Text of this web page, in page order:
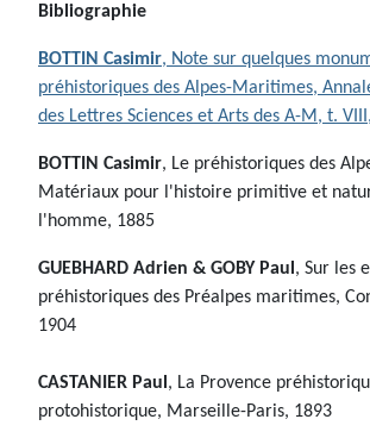
Bibliographie
BOTTIN Casimir, Note sur quelques
préhistoriques des Alpes-Maritimes,
des Lettres Sciences et Arts des A-M, t.
BOTTIN Casimir, Le préhistoriques des
Matériaux pour l'histoire primitive et
l'homme, 1885
GUEBHARD Adrien & GOBY Paul , Sur les
préhistoriques des Préalpes maritimes,
1904
CASTANIER Paul , La Provence
protohistorique, Marseille-Paris, 1893